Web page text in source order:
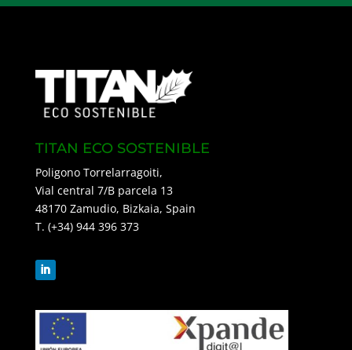
TITAN ECO SOSTENIBLE
Poligono Torrelarragoiti,
Vial central 7/B parcela 13
48170 Zamudio, Bizkaia, Spain
T. (+34) 944 396 373